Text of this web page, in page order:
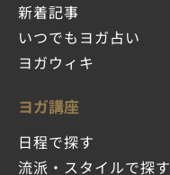
新着記事
いつでもヨガ占い
ヨガウィキ
ヨガ講座
日程で探す
流派・スタイルで探す